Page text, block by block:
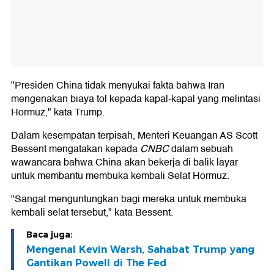
"Presiden China tidak menyukai fakta bahwa Iran
mengenakan biaya tol kepada kapal-kapal yang melintasi
Hormuz," kata Trump.
Dalam kesempatan terpisah, Menteri Keuangan AS Scott
Bessent mengatakan kepadaCNBCdalam sebuah
wawancara bahwa China akan bekerja di balik layar
untuk membantu membuka kembali Selat Hormuz.
"Sangat menguntungkan bagi mereka untuk membuka
kembali selat tersebut," kata Bessent.
Baca juga:
Mengenal Kevin Warsh, Sahabat Trump yang
Gantikan Powell di The Fed